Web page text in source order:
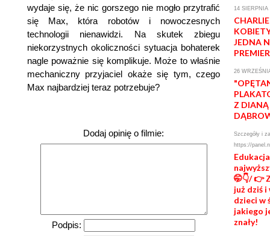
wydaje się, że nic gorszego nie mogło przytrafić
się Max, która robotów i nowoczesnych
technologii nienawidzi. Na skutek zbiegu
niekorzystnych okoliczności sytuacja bohaterek
nagle poważnie się komplikuje. Może to właśnie
mechaniczny przyjaciel okaże się tym, czego
Max najbardziej teraz potrzebuje?
Dodaj opinię o filmie:
Podpis:
14 SIERPNIA
JEDNA
26
Z DIANĄ
Szczegóły i
https://
🤭👇/ 👉
już dziś
dzieci w
jakiego
znały!